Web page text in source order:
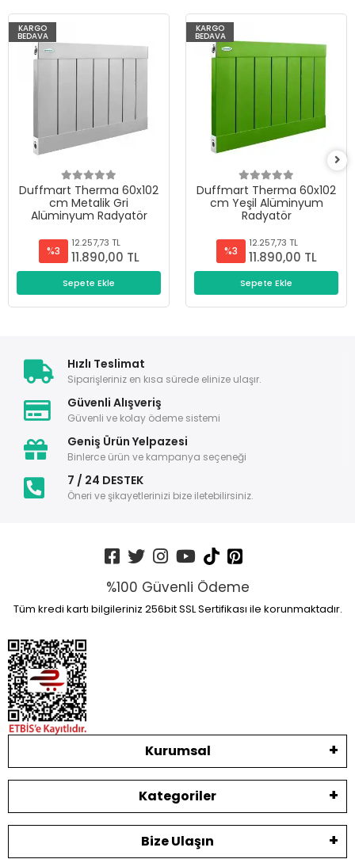
KARGO
BEDAVA
Duffmart Therma 60x102
cm Metalik Gri
Alüminyum Radyatör
%3
12.257,73 TL
11.890,00 TL
Sepete Ekle
KARGO
BEDAVA
Duffmart Therma 60x102
cm Yeşil Alüminyum
Radyatör
%3
12.257,73 TL
11.890,00 TL
Sepete Ekle
Hızlı Teslimat
Siparişleriniz en kısa sürede elinize ulaşır.
Güvenli Alışveriş
Güvenli ve kolay ödeme sistemi
Geniş Ürün Yelpazesi
Binlerce ürün ve kampanya seçeneği
7 / 24 DESTEK
Öneri ve şikayetlerinizi bize iletebilirsiniz.
%100 Güvenli Ödeme
Tüm kredi kartı bilgileriniz 256bit SSL Sertifikası ile korunmaktadır.
Kurumsal
Kategoriler
Bize Ulaşın